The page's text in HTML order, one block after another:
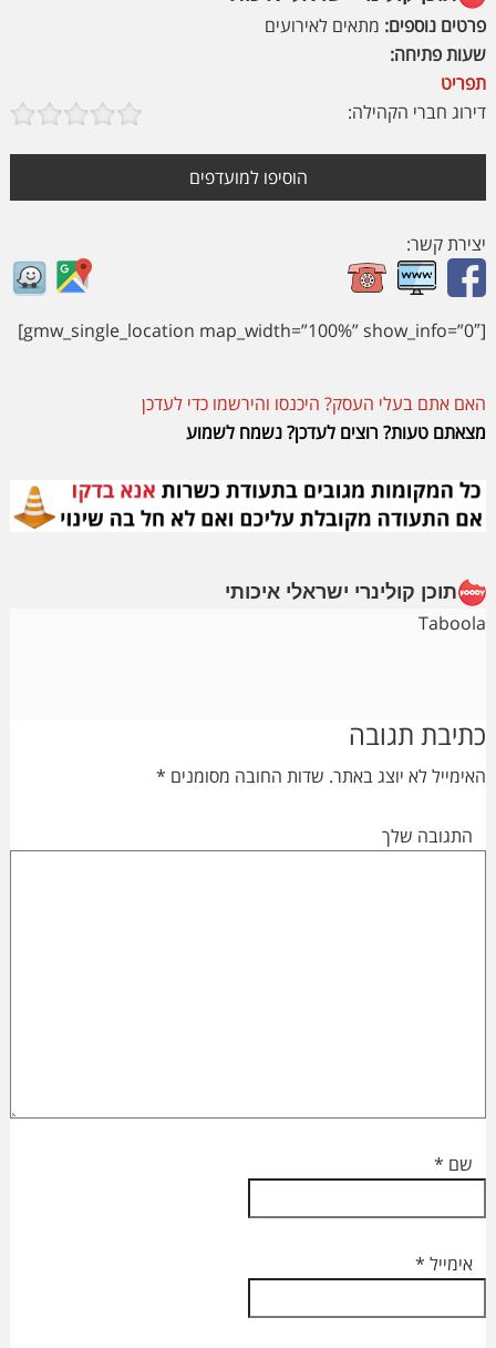
פרטים נוספים: מתאים לאירועים
שעות פתיחה:
תפריט
דירוג חברי הקהילה:
הוסיפו למועדפים
יצירת קשר:
[gmw_single_location map_width=”100%” show_info=”0″]
האם אתם בעלי העסק? היכנסו והירשמו כדי לעדכן
מצאתם טעות? רוצים לעדכן? נשמח לשמוע
תוכן קולינרי ישראלי איכותי
Taboola
Reader
Interactions
כתיבת תגובה
האימייל לא יוצג באתר. שדות החובה מסומנים *
התגובה שלך
שם *
אימייל *